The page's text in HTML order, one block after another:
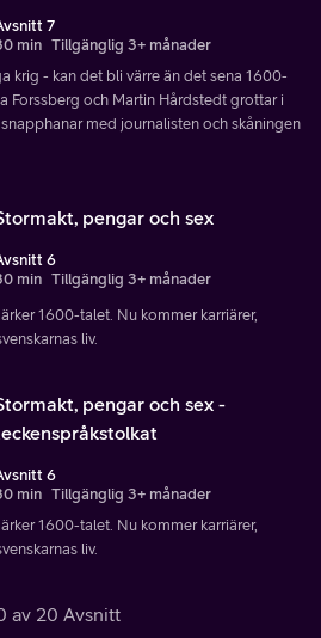
7
min Tillgänglig 3+ månader
krig - kan det bli värre än det sena 1600-
Forssberg och Martin Hårdstedt grottar i
med journalisten och skåningen
pengar och sex
6
min Tillgänglig 3+ månader
1600-talet. Nu kommer karriärer,
liv.
pengar och sex -
6
min Tillgänglig 3+ månader
1600-talet. Nu kommer karriärer,
liv.
av 20 Avsnitt